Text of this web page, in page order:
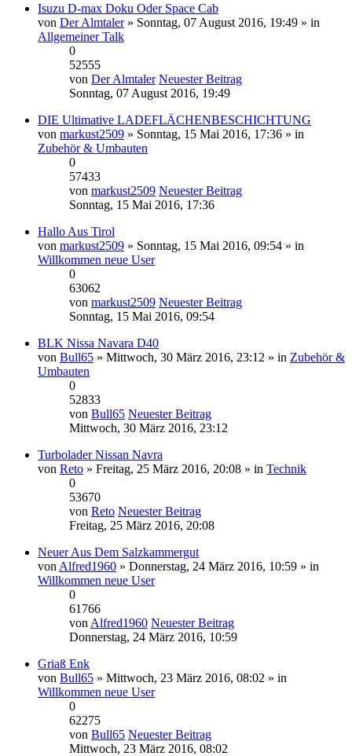
Isuzu D-max Doku Oder Space Cab
von Der Almtaler» Sonntag, 07 August 2016, 19:49 » in
Allgemeiner Talk
0
52555
von Der Almtaler Neuester Beitrag
Sonntag, 07 August 2016, 19:49
DIE Ultimative LADEFLÄCHENBESCHICHTUNG
von markust2509 » Sonntag, 15 Mai 2016, 17:36 » in
Zubehör & Umbauten
0
57433
von markust2509 Neuester Beitrag
Sonntag, 15 Mai 2016, 17:36
Hallo Aus Tirol
von markust2509 » Sonntag, 15 Mai 2016, 09:54 » in
Willkommen neue User
0
63062
von markust2509 Neuester Beitrag
Sonntag, 15 Mai 2016, 09:54
BLK Nissa Navara D40
von Bull65 » Mittwoch, 30 März 2016, 23:12 » in Zubehör &
Umbauten
0
52833
von Bull65 Neuester Beitrag
Mittwoch, 30 März 2016, 23:12
Turbolader Nissan Navra
von Reto » Freitag, 25 März 2016, 20:08 » in Technik
0
53670
von Reto Neuester Beitrag
Freitag, 25 März 2016, 20:08
Neuer Aus Dem Salzkammergut
von Alfred1960 » Donnerstag, 24 März 2016, 10:59 » in
Willkommen neue User
0
61766
von Alfred1960 Neuester Beitrag
Donnerstag, 24 März 2016, 10:59
Griaß Enk
von Bull65 » Mittwoch, 23 März 2016, 08:02 » in
Willkommen neue User
0
62275
von Bull65 Neuester Beitrag
Mittwoch, 23 März 2016, 08:02